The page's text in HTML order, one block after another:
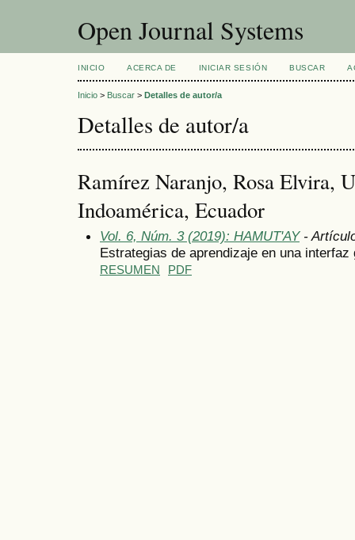
Open Journal Systems
INICIO ACERCA DE INICIAR SESIÓN BUSCAR
Inicio > Buscar > Detalles de autor/a
Detalles de autor/a
Ramírez Naranjo, Rosa Elvira,
Indoamérica, Ecuador
Vol. 6, Núm. 3 (2019): HAMUT'AY-
Estrategias de aprendizaje en una
RESUMEN PDF